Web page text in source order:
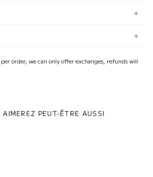
order, we can only offer exchanges, refunds will
PEUT-ÊTRE AUSSI